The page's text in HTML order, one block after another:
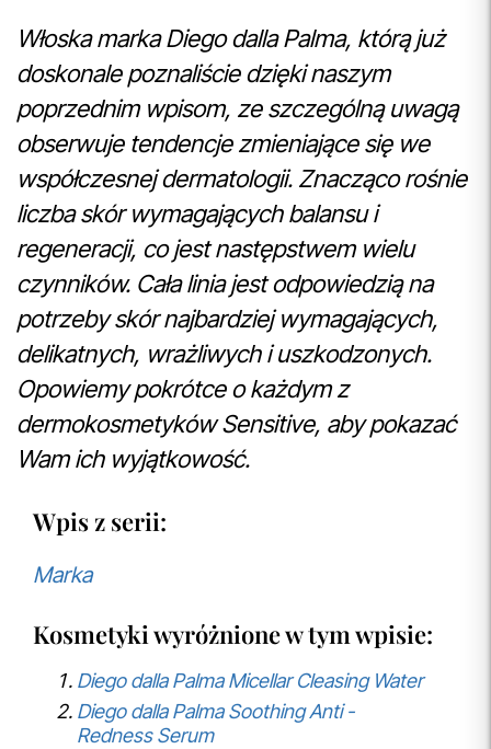
Włoska marka Diego dalla Palma, którą już
doskonale poznaliście dzięki naszym
poprzednim wpisom, ze szczególną uwagą
obserwuje tendencje zmieniające się we
współczesnej dermatologii. Znacząco rośnie
liczba skór wymagających balansu i
regeneracji, co jest następstwem wielu
czynników. Cała linia jest odpowiedzią na
potrzeby skór najbardziej wymagających,
delikatnych, wrażliwych i uszkodzonych.
Opowiemy pokrótce o każdym z
dermokosmetyków Sensitive, aby pokazać
Wam ich wyjątkowość.
Wpis z serii:
Marka
Kosmetyki wyróżnione w tym wpisie:
Diego dalla Palma Micellar Cleasing Water
Diego dalla Palma Soothing Anti -
Redness Serum